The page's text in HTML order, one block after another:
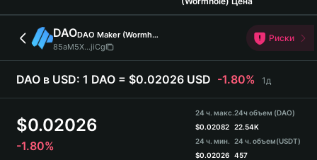
Deutsch
简体中文
繁體中文
Português (Portugal)
Bahasa Indonesia
ภาษาไทย
Español
DAO
DAO Maker (Wormhole)
85aM5X...jiCg
Риски
DAO в USD: 1 DAO = $0.02026 USD -1.80% 1д
$0.02026
-1.80%
24 ч. макс.
$0.02082
24 ч. мин.
$0.02026
24ч объем (DAO)
22.54K
24 ч. объем(USDT)
457